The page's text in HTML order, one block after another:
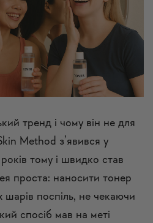
тренд і чому він не для
Method з’явився у
років тому і швидко став
проста: наносити тонер
поспіль, не чекаючи
спосіб мав на меті